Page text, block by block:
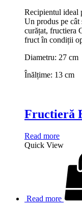
Recipientul ideal
Un produs pe cât
curățat, fructiera
fruct în condiții
Diametru: 27 cm
Înălțime: 13 cm
Fructieră
Read more
Quick View
Read more